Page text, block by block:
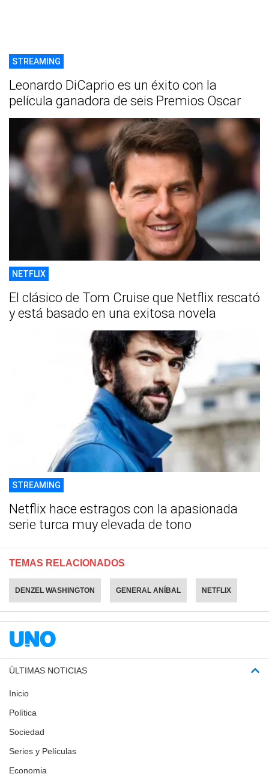
STREAMING
Leonardo DiCaprio es un éxito con la
película ganadora de seis Premios Oscar
NETFLIX
El clásico de Tom Cruise que Netflix rescató
y está basado en una exitosa novela
STREAMING
Netflix hace estragos con la apasionada
serie turca muy elevada de tono
TEMAS RELACIONADOS
DENZEL WASHINGTON GENERAL ANÍBAL NETFLIX
ÚLTIMAS NOTICIAS
Inicio
Política
Sociedad
Series y Películas
Economia